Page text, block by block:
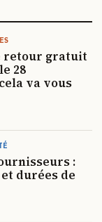
retour gratuit
28
va vous
:
durées de